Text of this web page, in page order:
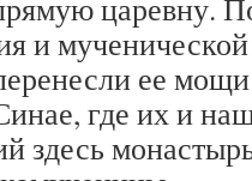
царевну.
и
ее
где их и
здесь